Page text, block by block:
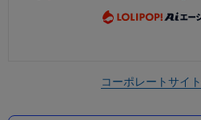
コーポレートサイト